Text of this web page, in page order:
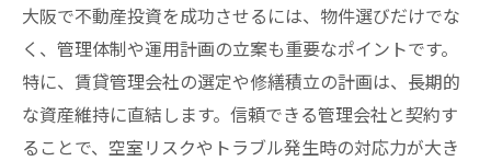
大阪で不動産投資を成功させるには、物件選びだけでな
く、管理体制や運用計画の立案も重要なポイントです。
特に、賃貸管理会社の選定や修繕積立の計画は、長期的
な資産維持に直結します。信頼できる管理会社と契約す
ることで、空室リスクやトラブル発生時の対応力が大き